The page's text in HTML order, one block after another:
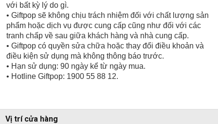
với bất kỳ lý do gì.
• Giftpop sẽ không chịu trách nhiệm đối với chất lượng sản
phẩm hoặc dịch vụ được cung cấp cũng như đối với các
tranh chấp về sau giữa khách hàng và nhà cung cấp.
• Giftpop có quyền sửa chữa hoặc thay đổi điều khoản và
điều kiện sử dụng mà không thông báo trước.
• Hạn sử dụng: 90 ngày kể từ ngày mua.
• Hotline Giftpop: 1900 55 88 12.
Vị trí cửa hàng